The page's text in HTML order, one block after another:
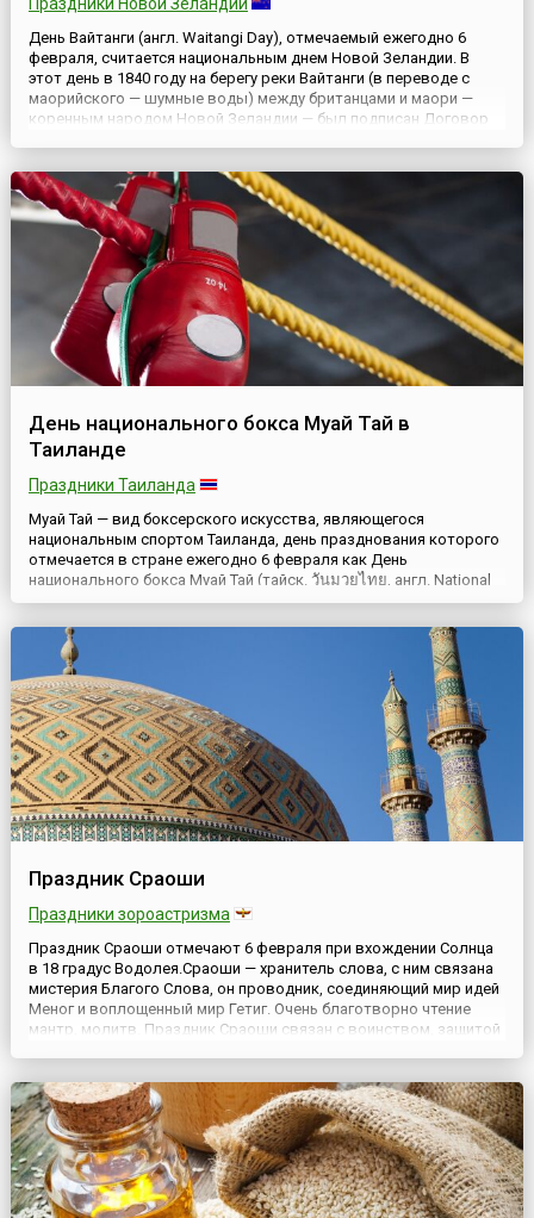
День Вайтанги (англ. Waitangi Day), отмечаемый ежегодно 6
февраля, считается национальным днем Новой Зеландии. В
этот день в 1840 году на берегу реки Вайтанги (в переводе с
маорийского — шумные воды) между британцами и маори —
коренным народом Новой Зеландии — был подписан Договор
День национального бокса Муай Тай в
Таиланде
Праздники Таиланда
Муай Тай — вид боксерского искусства, являющегося
национальным спортом Таиланда, день празднования которого
отмечается в стране ежегодно 6 февраля как День
национального бокса Муай Тай (тайск. วันมวยไทย, англ. National
Muay Thai Day). Он ещё известен как тайский бокс.Название
произошедшего от слова Tai, и в переводе означает
«Искусство восьм...
Праздник Сраоши
Праздники зороастризма
Праздник Сраоши отмечают 6 февраля при вхождении Солнца
в 18 градус Водолея.Сраоши — хранитель слова, с ним связана
мистерия Благого Слова, он проводник, соединяющий мир идей
Меног и воплощенный мир Гетиг. Очень благотворно чтение
мантр, молитв. Праздник Сраоши связан с воинством, защитой